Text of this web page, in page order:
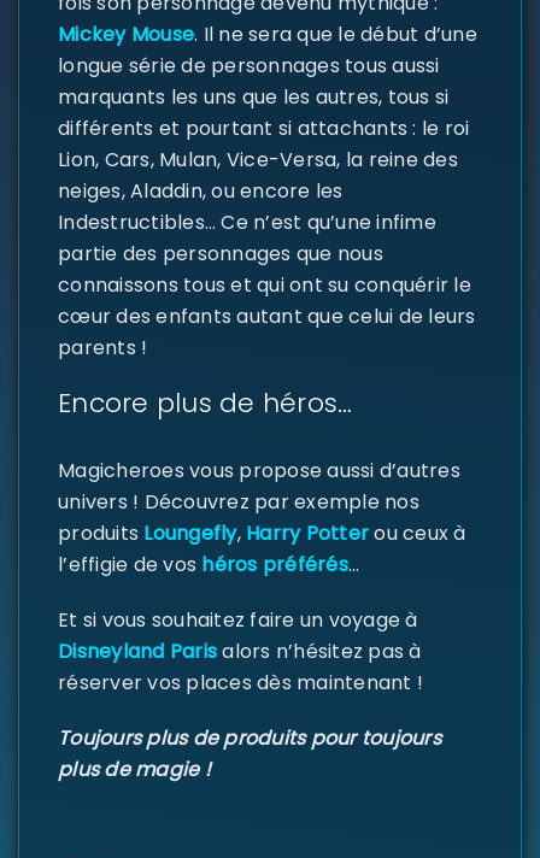
CONNECTER
ou e-mail*
de passe *
Se souvenir de moi
SE CONNECTER
Mickey Mouse. Il ne sera que le début d’une
longue série de personnages tous aussi
marquants les uns que les autres, tous si
différents et pourtant si attachants : le roi
Lion, Cars, Mulan, Vice-Versa, la reine des
neiges, Aladdin, ou encore les
Indestructibles… Ce n’est qu’une infime
partie des personnages que nous
connaissons tous et qui ont su conquérir le
cœur des enfants autant que celui de leurs
parents !
Encore plus de héros…
Magicheroes vous propose aussi d’autres
univers ! Découvrez par exemple nos
produits Loungefly,Harry Potterou ceux à
l’effigie de vos héros préférés…
Et si vous souhaitez faire un voyage à
Disneyland Parisalors n’hésitez pas à
réserver vos places dès maintenant !
Toujours plus de produits pour toujours
plus de magie !